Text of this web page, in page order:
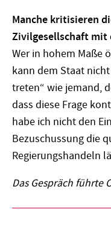
Manche kritisieren
Zivilgesellschaft mit
Wer in hohem Maße
kann dem Staat
treten“ wie jemand,
dass diese Frage
habe ich nicht den
Bezuschussung die
Regierungshandeln
Das Gespräch führte